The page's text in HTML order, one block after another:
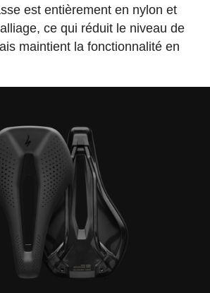
est entièrement en nylon et
ce qui réduit le niveau de
maintient la fonctionnalité en